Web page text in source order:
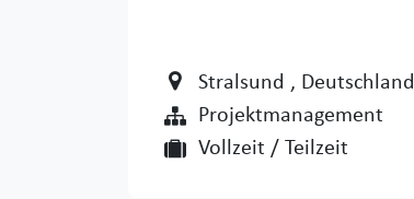
Stralsund , Deutschland
Projektmanagement
Vollzeit / Teilzeit